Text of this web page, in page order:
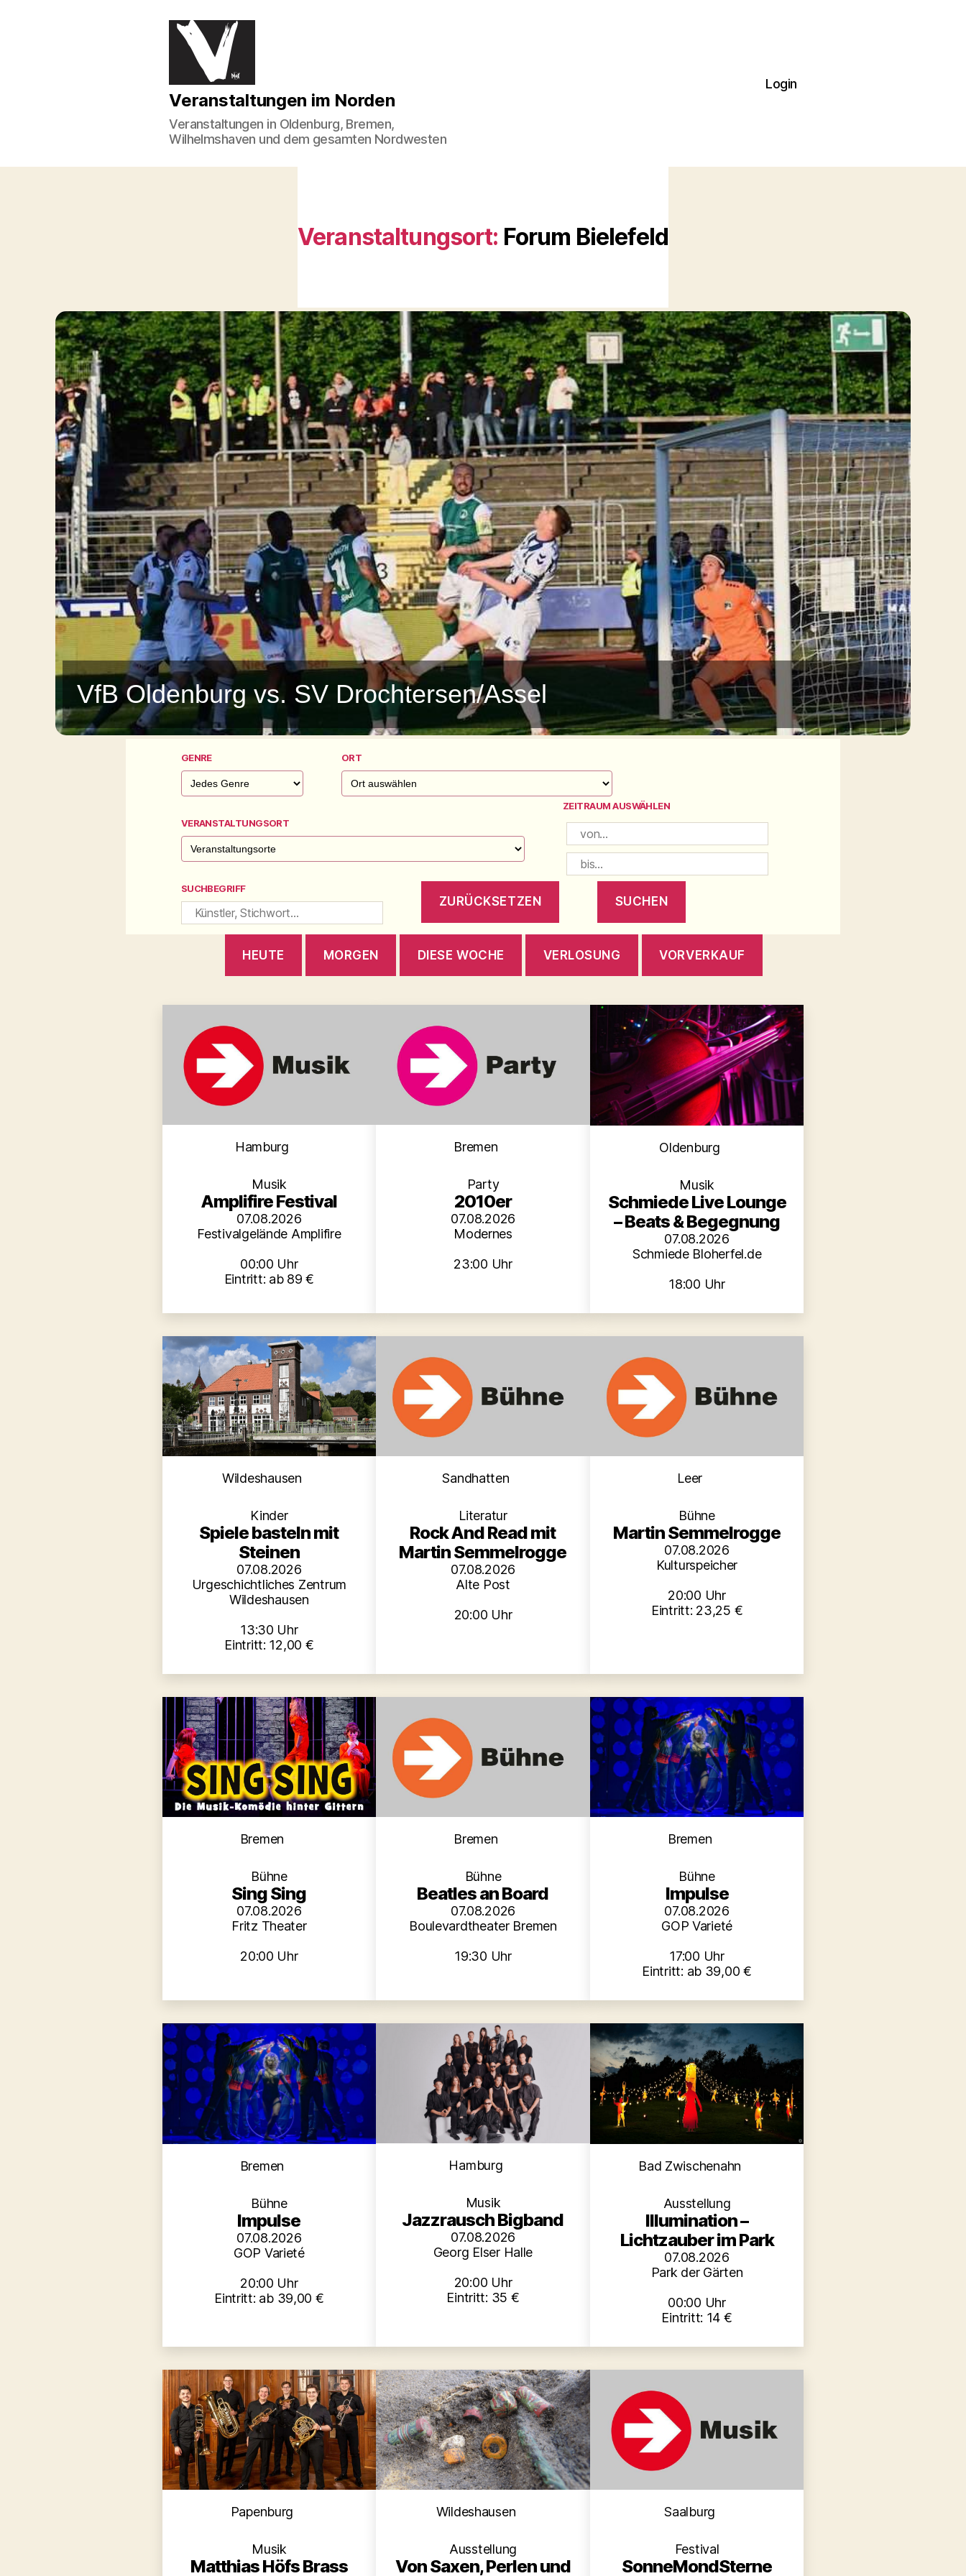
Veranstaltungen
im
Norden
Veranstaltungen im Norden
Veranstaltungen in Oldenburg, Bremen,
Wilhelmshaven und dem gesamten Nordwesten
Login
Veranstaltungsort: Forum Bielefeld
VfB Oldenburg vs. SV Drochtersen/Assel
GENRE ORT
VERANSTALTUNGSORT
ZEITRAUM AUSWÄHLEN
SUCHBEGRIFF
HEUTE MORGEN DIESE WOCHE VERLOSUNG VORVERKAUF
Kategorien
Hamburg
Musik
Amplifire Festival
07.08.2026
Festivalgelände Amplifire
00:00 Uhr
Eintritt: ab 89 €
Kategorien
Bremen
Party
2010er
07.08.2026
Modernes
23:00 Uhr
Kategorien
Oldenburg
Musik
Schmiede Live Lounge
– Beats & Begegnung
07.08.2026
Schmiede Bloherfel.de
18:00 Uhr
Kategorien
Wildeshausen
Kinder
Spiele basteln mit
Steinen
07.08.2026
Urgeschichtliches Zentrum
Wildeshausen
13:30 Uhr
Eintritt: 12,00 €
Kategorien
Sandhatten
Literatur
Rock And Read mit
Martin Semmelrogge
07.08.2026
Alte Post
20:00 Uhr
Kategorien
Leer
Bühne
Martin Semmelrogge
07.08.2026
Kulturspeicher
20:00 Uhr
Eintritt: 23,25 €
Kategorien
Bremen
Bühne
Sing Sing
07.08.2026
Fritz Theater
20:00 Uhr
Kategorien
Bremen
Bühne
Beatles an Board
07.08.2026
Boulevardtheater Bremen
19:30 Uhr
Kategorien
Bremen
Bühne
Impulse
07.08.2026
GOP Varieté
17:00 Uhr
Eintritt: ab 39,00 €
Kategorien
Bremen
Bühne
Impulse
07.08.2026
GOP Varieté
20:00 Uhr
Eintritt: ab 39,00 €
Kategorien
Hamburg
Musik
Jazzrausch Bigband
07.08.2026
Georg Elser Halle
20:00 Uhr
Eintritt: 35 €
Kategorien
Bad Zwischenahn
Ausstellung
Illumination –
Lichtzauber im Park
07.08.2026
Park der Gärten
00:00 Uhr
Eintritt: 14 €
Kategorien
Papenburg
Musik
Matthias Höfs Brass
Kategorien
Wildeshausen
Ausstellung
Von Saxen, Perlen und
Kategorien
Saalburg
Festival
SonneMondSterne